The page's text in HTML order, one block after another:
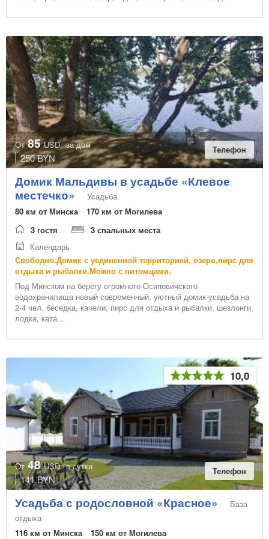
От 85USD за дом
250 BYN
Телефон
Домик Мальдивы в усадьбе «Клевое
местечко»
Усадьба
80 км от Минска
170 км от Могилева
3 гостя
3 спальных места
Календарь
Свободно.Домик с уединенной территорией, озеро,пирс для
отдыха и рыбалки.Можно с питомцами.
Под Минском на берегу огромного Осиповичского
водохранилища новый современный, уютный домик-усадьба на
2-4 чел. беседка, качели, пирс для отдыха и рыбалки, шезлонги,
лодка, ката...
От 48USD в сутки
141 BYN
Телефон
10,0
Усадьба с родословной «Красное»
База
отдыха
116 км от Минска
150 км от Могилева